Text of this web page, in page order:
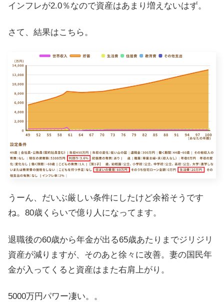
インフレが2.0％なので資産はあまり増えないはず。
さて、結果はこちら。
うーん、だいぶ厳しい条件にしたけど余裕そうです
ね。80歳くらいで億り人になってます。
退職後の60歳から年金が出る65歳あたりまでジリジリ
資産が減りますが、そのあと徐々に改善。妻の国民年
金が入ってくると資産はまた右肩上がり。
5000万円パワー凄い。。